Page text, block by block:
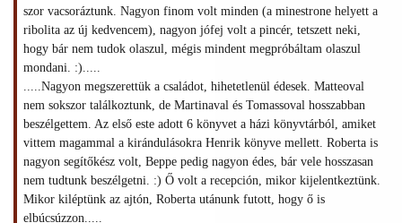
szor vacsoráztunk. Nagyon finom volt minden (a minestrone helyett a
ribolita az új kedvencem), nagyon jófej volt a pincér, tetszett neki,
hogy bár nem tudok olaszul, mégis mindent megpróbáltam olaszul
mondani. :).....
.....Nagyon megszerettük a családot, hihetetlenül édesek. Matteoval
nem sokszor találkoztunk, de Martinaval és Tomassoval hosszabban
beszélgettem. Az első este adott 6 könyvet a házi könyvtárból, amiket
vittem magammal a kirándulásokra Henrik könyve mellett. Roberta is
nagyon segítőkész volt, Beppe pedig nagyon édes, bár vele hosszasan
nem tudtunk beszélgetni. :) Ő volt a recepción, mikor kijelentkeztünk.
Mikor kiléptünk az ajtón, Roberta utánunk futott, hogy ő is
elbúcsúzzon.....